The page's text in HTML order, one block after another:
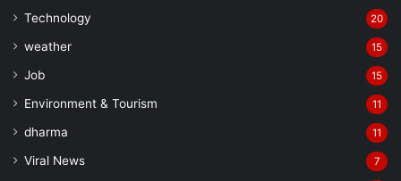
Technology 20
weather 15
Job 15
Environment & Tourism 11
dharma 11
Viral News 7